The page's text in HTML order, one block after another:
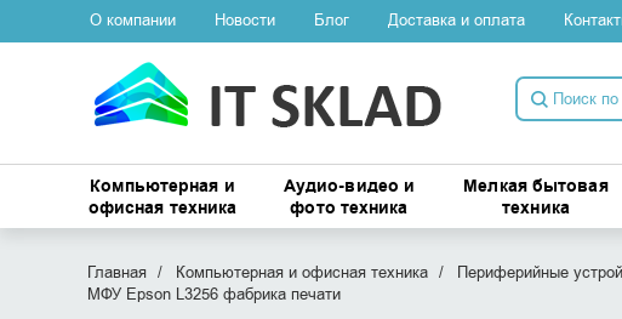
О компании Новости Блог Доставка и оплата
Компьютерная и
офисная техника
Аудио-видео и
фото техника
Мелкая бытовая
техника
Главная Компьютерная и офисная техника Периферийные
МФУ Epson L3256 фабрика печати